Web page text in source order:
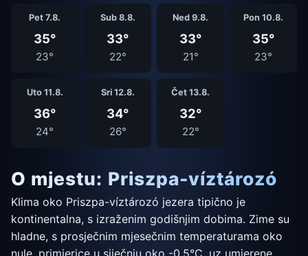
Pet 7.8.
35°
23°
Sub 8.8.
33°
22°
Ned 9.8.
33°
21°
Pon 10.8.
35°
23°
Uto 11.8.
36°
24°
Sri 12.8.
34°
26°
Čet 13.8.
32°
22°
O mjestu: Priszpa-víztározó
Klima oko Priszpa-víztározó jezera tipično je
kontinentalna, s izraženim godišnjim dobima. Zime su
hladne, s prosječnim mjesečnim temperaturama oko
nule, primjerice u siječnju oko -0.5°C, uz umjerene